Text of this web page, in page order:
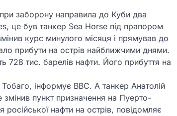
заборону направила до Куби два
це був танкер Sea Horse під прапором
курс минулого місяця і прямував до
прибути на острів найближчими днями.
728 тис. барелів нафти. Його прибуття на
інформує BBC. А танкер Анатолій
пункт призначення на Пуерто-
нафти на острів, повідомляє